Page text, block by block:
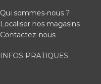
Qui sommes-nous ?
Localiser nos magasins
Contactez-nous
INFOS PRATIQUES